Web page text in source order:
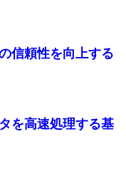
信頼性を向上する
を高速処理する基